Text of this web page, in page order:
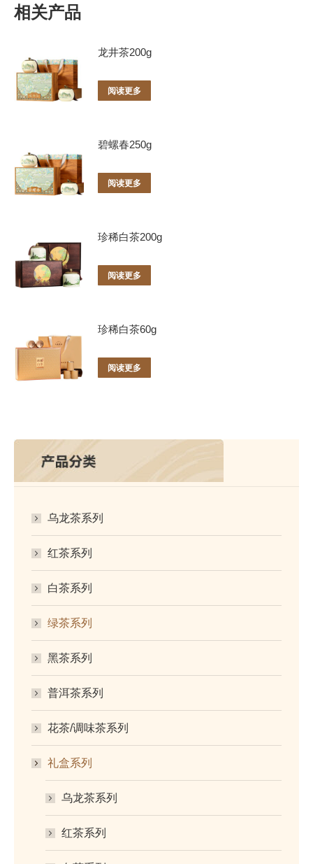
相关产品
龙井茶200g
阅读更多
碧螺春250g
阅读更多
珍稀白茶200g
阅读更多
珍稀白茶60g
阅读更多
乌龙茶系列
红茶系列
白茶系列
绿茶系列
黑茶系列
普洱茶系列
花茶/调味茶系列
礼盒系列
乌龙茶系列
红茶系列